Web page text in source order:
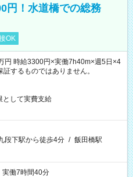
円！水道橋での総務
OK
時給3300円×実働7h40m×週5日×4
するものではありません。
として実費支給
段下駅から徒歩4分 / 飯田橋駅
働7時間40分